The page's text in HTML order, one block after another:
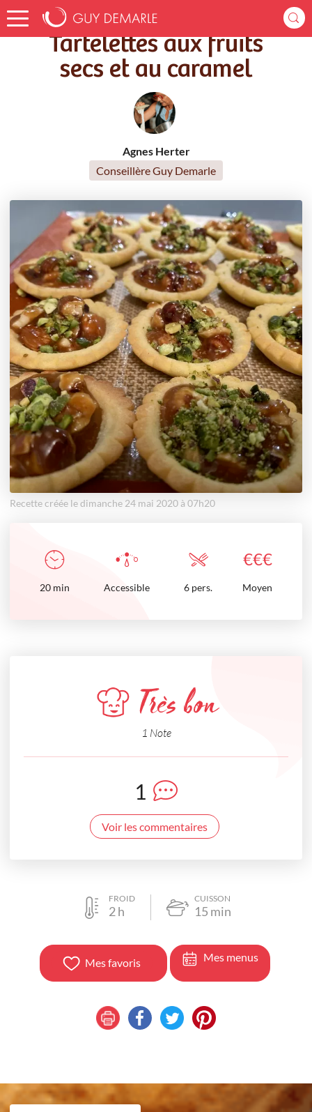
Accueil Recettes Tartelettes aux fruits secs et au caramel
Tartelettes aux fruits
secs et au caramel
Agnes Herter
Conseillère Guy Demarle
Recette créée le dimanche 24 mai 2020 à 07h20
€€€
20 min Accessible 6 pers. Moyen
Très bon
1 Note
1
Voir les commentaires
FROID
2h
CUISSON
15 min
Mes favoris Mes menus